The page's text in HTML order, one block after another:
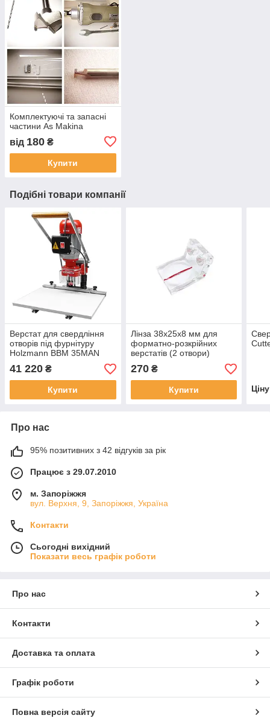
Комплектуючі та запасні
частини As Makina
від 180 ₴
Купити
Подібні товари компанії
Верстат для свердління
отворів під фурнітуру
Holzmann BBM 35MAN
41 220 ₴
Купити
Лінза 38х25х8 мм для
форматно-розкрійних
верстатів (2 отвори)
маленька
270₴
Купити
Про нас
95% позитивних з 42 відгуків за рік
Працює з 29.07.2010
м. Запоріжжя
вул. Верхня, 9, Запоріжжя, Україна
Контакти
Сьогодні вихідний
Показати весь графік роботи
Про нас
Контакти
Доставка та оплата
Графік роботи
Повна версія сайту